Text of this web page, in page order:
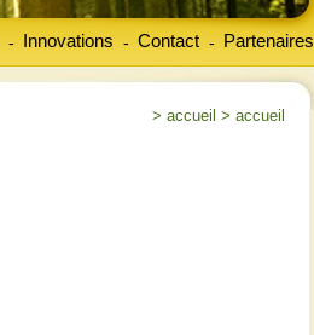
Innovations
- Contact
- Partenaires
-
> accueil > accueil